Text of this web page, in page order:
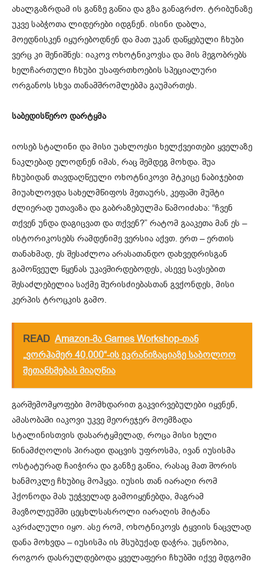
ახალგაზრდამ ის განზე გაწია და გზა განაგრძო. ტრიბუნაზე
უკვე საბჭოთა ლიდერები იდგნენ. ისინი დაბლა,
მოედნისკენ იყურებოდნენ და მათ უკან დაწყებული ჩხუბი
ვერც კი შენიშნეს: იაკოვ ოხოტნიკოვსა და მის მეგობრებს
ხელჩართული ჩხუბი უსაფრთხოების სპეციალური
ორგანოს სხვა თანამშრომლებმა გაუმართეს.
საბედისწერო დარტყმა
იოსებ სტალინი და მისი უახლოესი ხელქვეითები ყველაზე
ნაკლებად ელოდნენ იმას, რაც შემდეგ მოხდა. შუა
ჩხუბიდან თავდაღწეული ოხოტნიკოვი მტკიცე ნაბიჯებით
მიუახლოვდა სახელმწიფოს მეთაურს, კეფაში მუშტი
ძლიერად უთავაზა და გაბრაზებულმა წამოიძახა: “ჩვენ
თქვენ უნდა დაგიცვათ და თქვენ?” რატომ გააკეთა მან ეს –
ისტორიკოსებს რამდენიმე ვერსია აქვთ. ერთ – ერთის
თანახმად, ეს შესაძლოა არასათანდო დახვედრისგან
გამოწვეულ წყენას უკავშირდებოდეს, ასევე სავსებით
შესაძლებელია საქმე შურისძიებასთან გვქონდეს, მისი
კერპის ტროცკის გამო.
READ Amazon-მა Games Workshop-თან
„ვორჰამერ 40,000“-ის ეკრანიზაციაზე საბოლოო
შეთანხმებას მიაღწია
გარშემომყოფები მომხდარით გაკვირვებულები იყვნენ,
ამასობაში იაკოვი უკვე მეორეჯერ მოემზადა
სტალინისთვის დასარტყმელად, როცა მისი ხელი
წინამძღოლის პირადი დაცვის უფროსმა, ივან იუსისმა
ოსტატურად ჩაიჭირა და განზე გაწია, რასაც მათ შორის
ხანმოკლე ჩხუბიც მოჰყვა. იუსის თან იარაღი რომ
ჰქონოდა მას უეჭველად გამოიყენებდა, მაგრამ
მავზოლეუმში ცეცხლსასროლი იარაღის მიტანა
აკრძალული იყო. ასე რომ, ოხოტნიკოვს ტყვიის ნაცვლად
დანა მოხვდა – იუსისმა ის მსუბუქად დაჭრა. უცნობია,
როგორ დასრულდებოდა ყველაფერი ჩხუბში იქვე მდგომი